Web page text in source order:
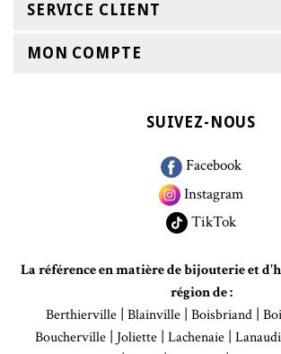
SERVICE CLIENT
MON COMPTE
SUIVEZ-NOUS
Facebook
Instagram
TikTok
La référence en matière de bijouterie et
région de :
Berthierville| Blainville| Boisbriand|
Boucherville | Joliette | Lachenaie |